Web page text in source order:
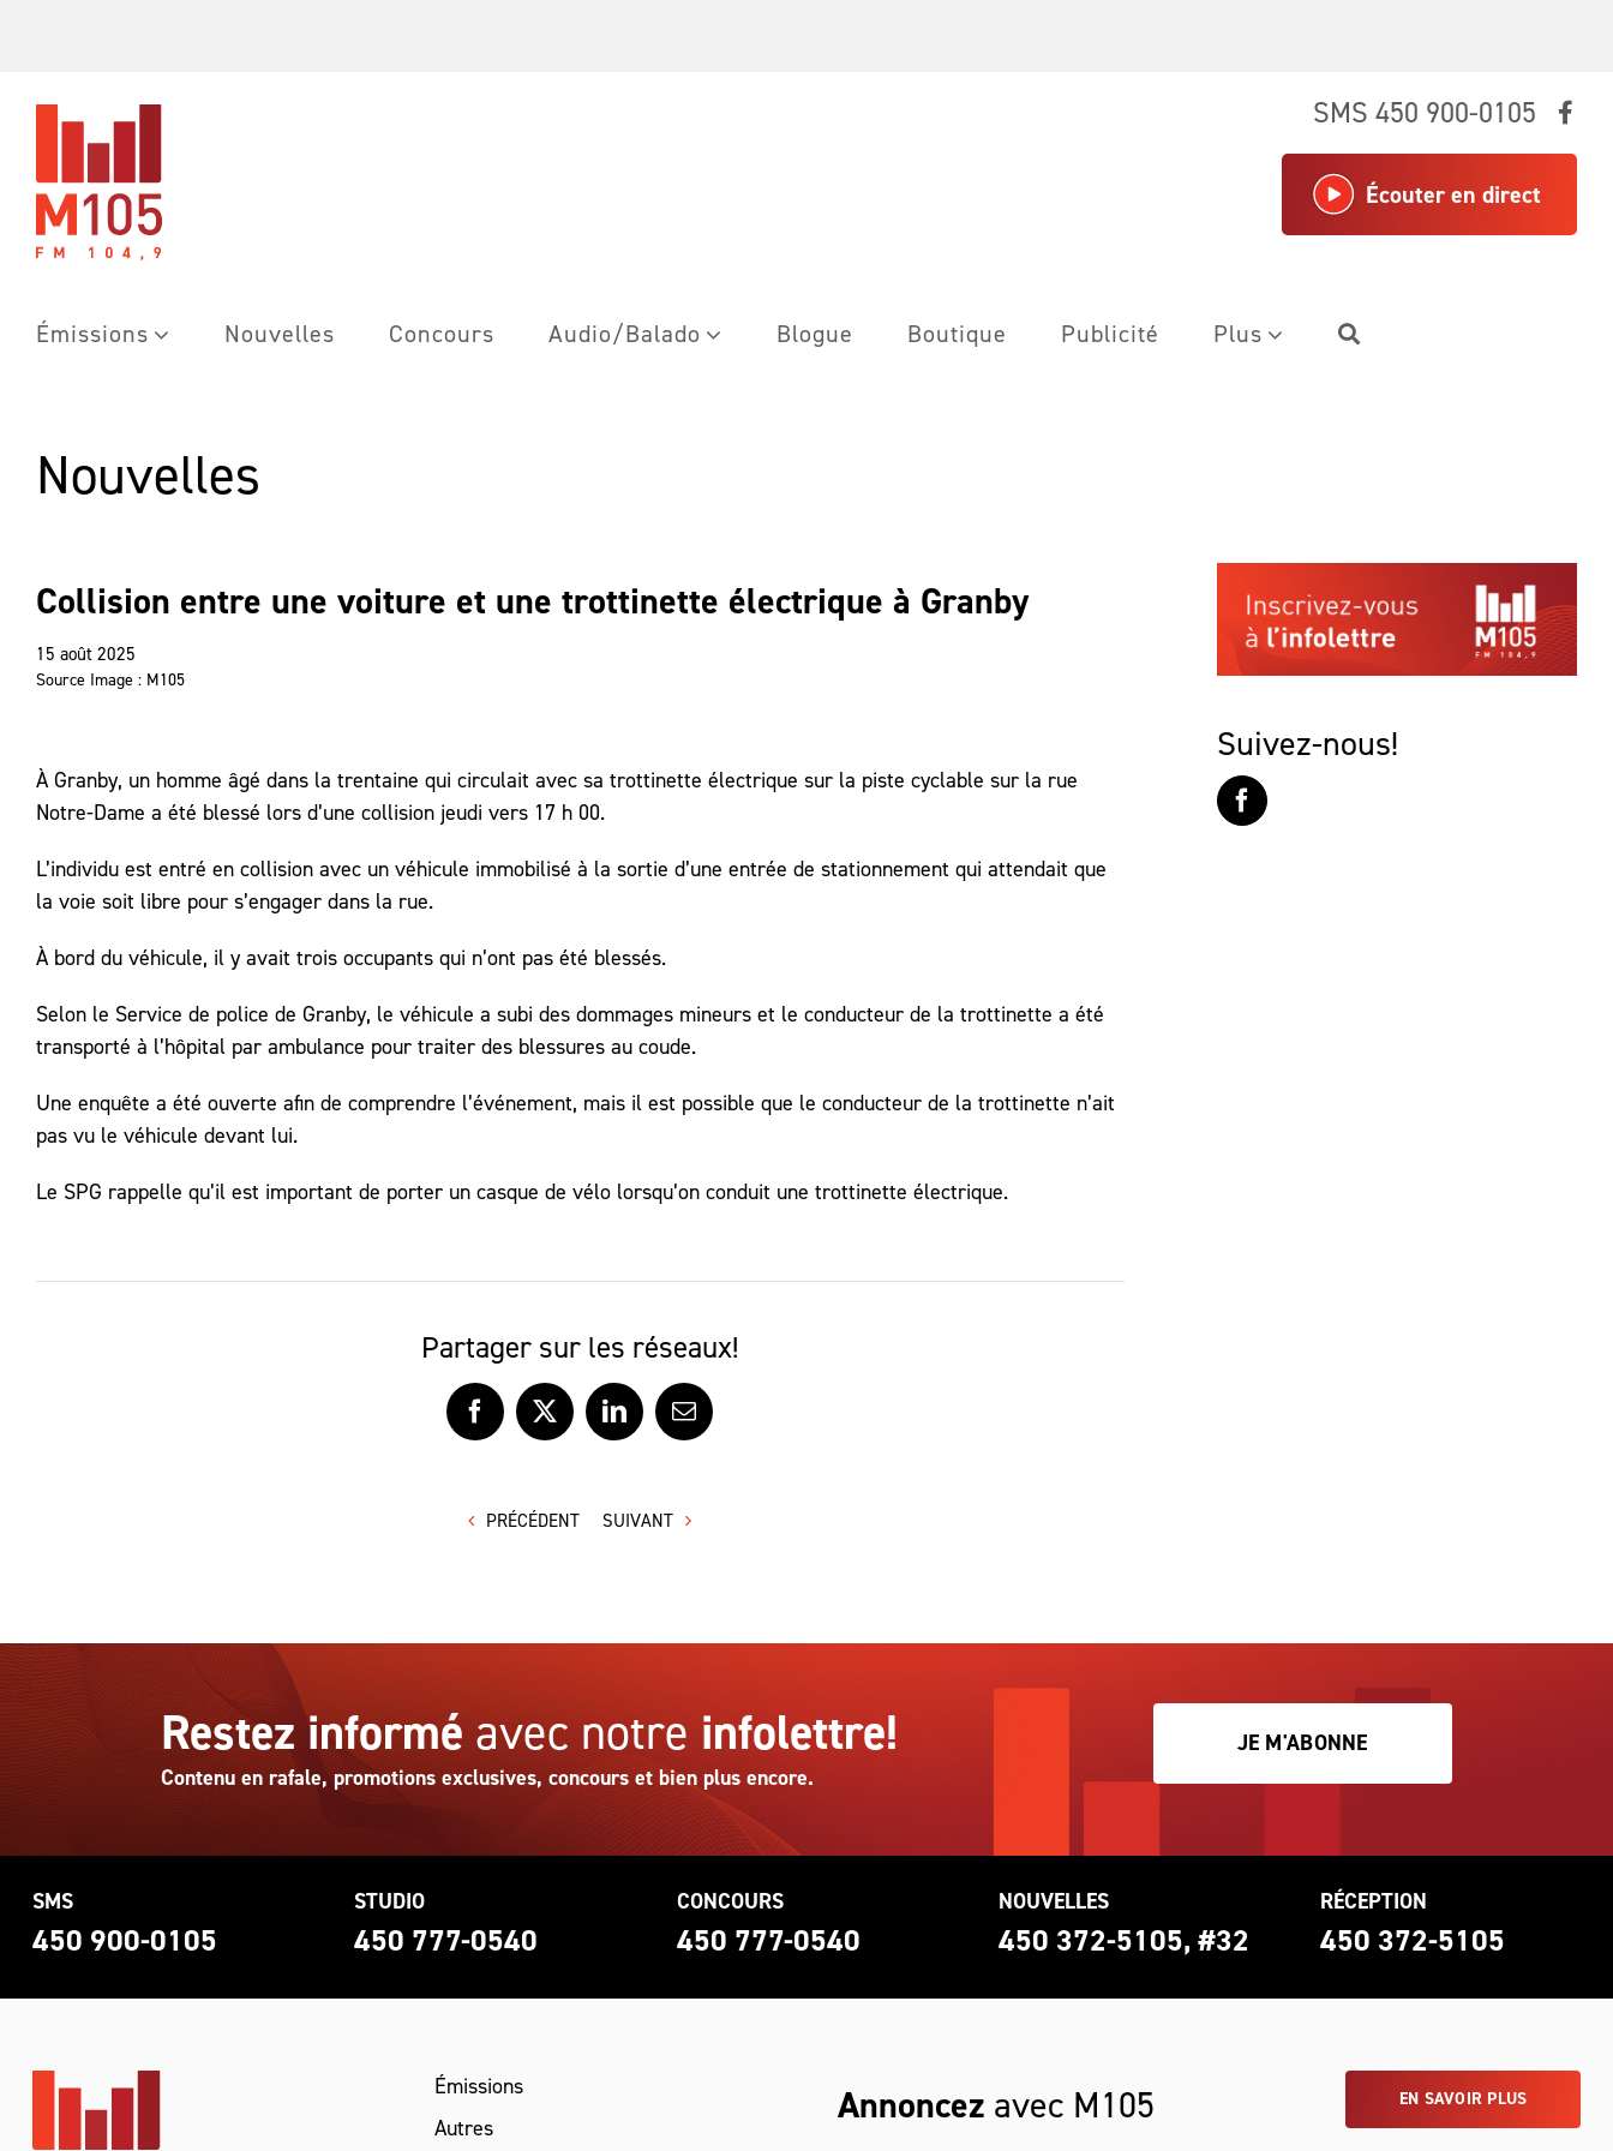
SMS 450 900-0105
Écouter en direct
Émissions Nouvelles Concours Audio/Balado Blogue Boutique Publicité Plus
Nouvelles
Collision entre une voiture et une trottinette électrique à Granby
15 août 2025
Source Image : M105
À Granby, un homme âgé dans la trentaine qui circulait avec sa trottinette électrique sur la piste cyclable sur la rue
Notre-Dame a été blessé lors d’une collision jeudi vers 17 h 00.
L’individu est entré en collision avec un véhicule immobilisé à la sortie d’une entrée de stationnement qui attendait que
la voie soit libre pour s’engager dans la rue.
À bord du véhicule, il y avait trois occupants qui n’ont pas été blessés.
Selon le Service de police de Granby, le véhicule a subi des dommages mineurs et le conducteur de la trottinette a été
transporté à l’hôpital par ambulance pour traiter des blessures au coude.
Une enquête a été ouverte afin de comprendre l’événement, mais il est possible que le conducteur de la trottinette n’ait
pas vu le véhicule devant lui.
Le SPG rappelle qu’il est important de porter un casque de vélo lorsqu’on conduit une trottinette électrique.
Partager sur les réseaux!
Facebook
X LinkedInCourriel
PRÉCÉDENT SUIVANT
Suivez-nous!
Restez informé avec notre infolettre!
Contenu en rafale, promotions exclusives, concours et bien plus encore.
JE M'ABONNE
SMS
450 900-0105
STUDIO
450 777-0540
CONCOURS
450 777-0540
NOUVELLES
450 372-5105, #32
RÉCEPTION
450 372-5105
Émissions
Autres
Annoncez avec M105 EN SAVOIR PLUS